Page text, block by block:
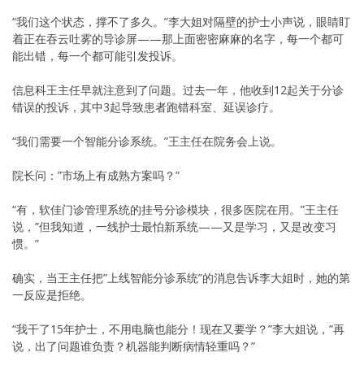
“我们这个状态，撑不了多久。”李大姐对隔壁的护士小声说，眼睛盯
着正在吞云吐雾的导诊屏——那上面密密麻麻的名字，每一个都可
能出错，每一个都可能引发投诉。
信息科王主任早就注意到了问题。过去一年，他收到12起关于分诊
错误的投诉，其中3起导致患者跑错科室、延误诊疗。
“我们需要一个智能分诊系统。”王主任在院务会上说。
院长问：”市场上有成熟方案吗？”
“有，软佳门诊管理系统的挂号分诊模块，很多医院在用。”王主任
说，”但我知道，一线护士最怕新系统——又是学习，又是改变习
惯。”
确实，当王主任把”上线智能分诊系统”的消息告诉李大姐时，她的第
一反应是拒绝。
“我干了15年护士，不用电脑也能分！现在又要学？”李大姐说，”再
说，出了问题谁负责？机器能判断病情轻重吗？”